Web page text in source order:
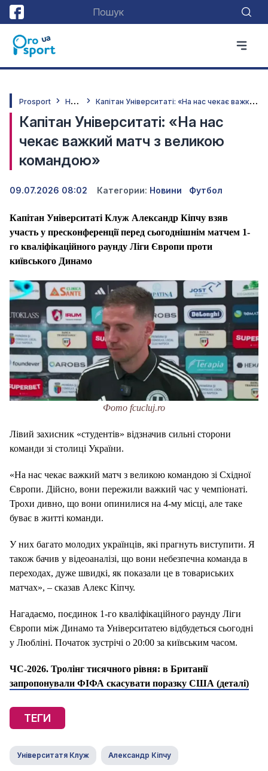
Prosport Н
овини К
апітан Університаті: «На нас чекає важкий матч з великою командою»
Капітан Університаті: «На нас
чекає важкий матч з великою
командою»
09.07.2026 08:02 Категории: Новини Футбол
Капітан Університаті Клуж Александр Кіпчу взяв
участь у пресконференції перед сьогоднішнім матчем 1-
го кваліфікаційного раунду Ліги Європи проти
київського Динамо
Фото fcucluj.ro
Лівий захисник «студентів» відзначив сильні сторони
команди зі столиці України.
«На нас чекає важкий матч з великою командою зі Східної
Європи. Дійсно, вони пережили важкий час у чемпіонаті.
Трохи дивно, що вони опинилися на 4-му місці, але таке
буває в житті команди.
У них багато молодих українців, які прагнуть виступити. Я
також бачив у відеоаналізі, що вони небезпечна команда в
переходах, дуже швидкі, як показали це в товариських
матчах», – сказав Алекс Кіпчу.
Нагадаємо, поєдинок 1-го кваліфікаційного раунду Ліги
Європи між Динамо та Університатею відбудеться сьогодні
у Любліні. Початок зустрічі о 20:00 за київським часом.
ЧС-2026. Тролінг тисячного рівня: в Британії
запропонували ФІФА скасувати поразку США (деталі)
ТЕГИ
Університатя Клуж Александр Кіпчу